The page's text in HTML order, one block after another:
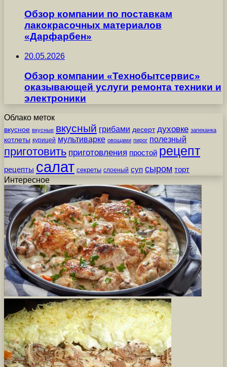
Обзор компании по поставкам
лакокрасочных материалов
«Дарфарбен»
20.05.2026
Обзор компании «Технобытсервис»
оказывающей услуги ремонта техники и
электроники
Облако меток
вкусное вкусные вкусный грибами десерт духовке запеканка
котлеты курицей мультиварке овощами пирог полезный
приготовить приготовления простой рецепт
рецепты салат секреты слоеный суп сыром торт
Интересное